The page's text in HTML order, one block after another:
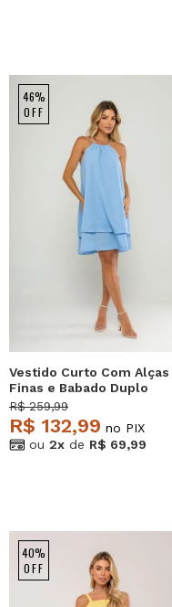
46%
OFF
Vestido Curto Com Alças
Finas e Babado Duplo
Azul Salvatore
R$ 259,99
R$ 132,99 no PIX
ou 2x de R$ 69,99
40%
OFF